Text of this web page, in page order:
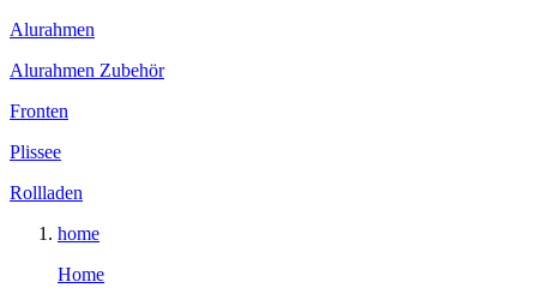
Alurahmen
Alurahmen Zubehör
Fronten
Plissee
Rollladen
home
Home